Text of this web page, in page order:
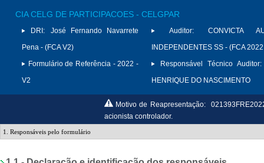
CIA CELG DE PARTICIPACOES - CELGPAR
DRI:
José Fernando Navarrete
Pena - (FCA V2)
Formulário de Referência - 2022 -
V2
Auditor:
CONVICTA
INDEPENDENTES SS - (FCA
Responsável Técnico Auditor:
HENRIQUE DO NASCIMENTO
Motivo de Reapresentação:
acionista controlador.